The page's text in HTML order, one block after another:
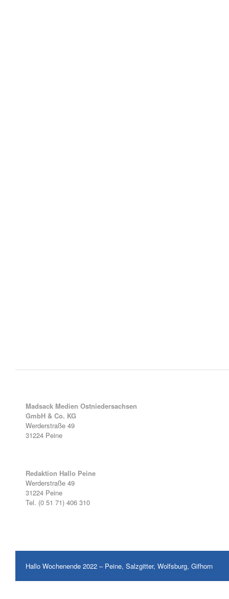
Madsack Medien Ostniedersachsen
GmbH & Co. KG
Werderstraße 49
31224 Peine
Redaktion Hallo Peine
Werderstraße 49
31224 Peine
Tel. (0 51 71) 406 310
Hallo Wochenende 2022 – Peine, Salzgitter, Wolfsburg, Gifhorn